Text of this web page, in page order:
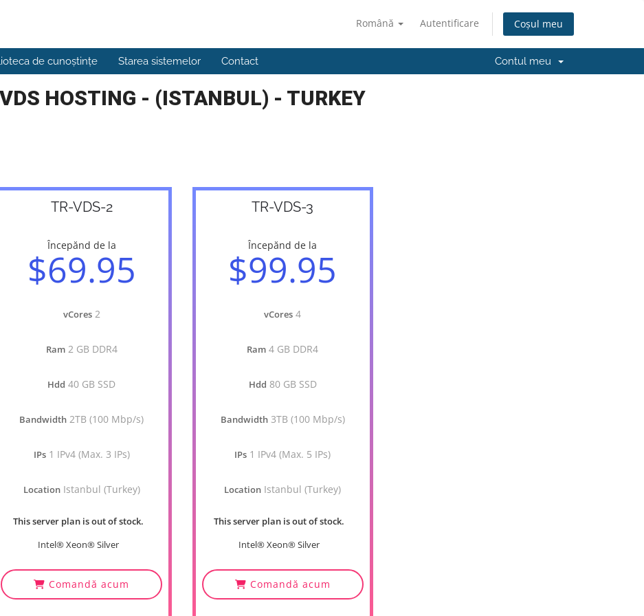
Română Autentificare Coșul meu
de cunoștințe Starea sistemelor Contact Contul meu
VDS HOSTING - (ISTANBUL) - TURKEY
TR-VDS-2
Începănd de la
$69.95
vCores 2
Ram 2 GB DDR4
Hdd 40 GB SSD
Bandwidth 2TB (100 Mbp/s)
IPs 1 IPv4 (Max. 3 IPs)
Location Istanbul (Turkey)
This server plan is out of stock.
Intel® Xeon® Silver
Comandă acum
TR-VDS-3
Începănd de la
$99.95
vCores 4
Ram 4 GB DDR4
Hdd 80 GB SSD
Bandwidth 3TB (100 Mbp/s)
IPs 1 IPv4 (Max. 5 IPs)
Location Istanbul (Turkey)
This server plan is out of stock.
Intel® Xeon® Silver
Comandă acum